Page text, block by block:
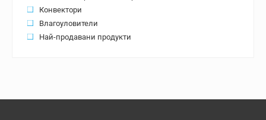
Конвектори
Влагоуловители
Най-продавани продукти